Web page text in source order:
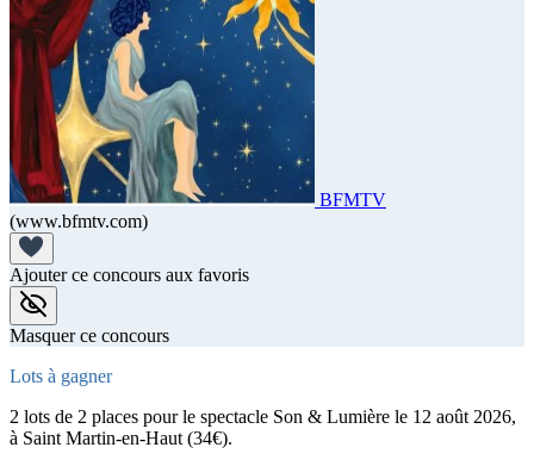
BFMTV
(www.bfmtv.com)
Ajouter ce concours aux favoris
Masquer ce concours
Lots à gagner
2 lots de 2 places pour le spectacle Son & Lumière le 12 août 2026,
à Saint Martin-en-Haut (34€).